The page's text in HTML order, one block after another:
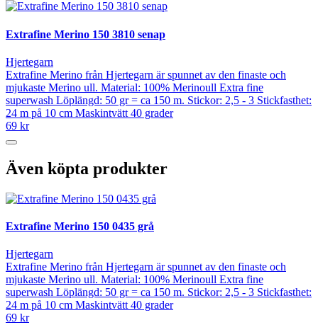
Extrafine Merino 150 3810 senap
Hjertegarn
Extrafine Merino från Hjertegarn är spunnet av den finaste och
mjukaste Merino ull. Material: 100% Merinoull Extra fine
superwash Löplängd: 50 gr = ca 150 m. Stickor: 2,5 - 3 Stickfasthet:
24 m på 10 cm Maskintvätt 40 grader
69 kr
Även köpta produkter
Extrafine Merino 150 0435 grå
Hjertegarn
Extrafine Merino från Hjertegarn är spunnet av den finaste och
mjukaste Merino ull. Material: 100% Merinoull Extra fine
superwash Löplängd: 50 gr = ca 150 m. Stickor: 2,5 - 3 Stickfasthet:
24 m på 10 cm Maskintvätt 40 grader
69 kr